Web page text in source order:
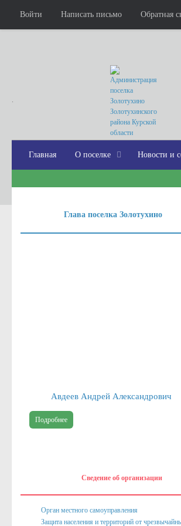
Войти Написать письмо Обратная
.
Главная О поселке Новости и
Глава поселка Золотухино
Авдеев Андрей Александрович
Подробнее
Сведение об организации
Орган местного самоуправления
Защита населения и территорий от